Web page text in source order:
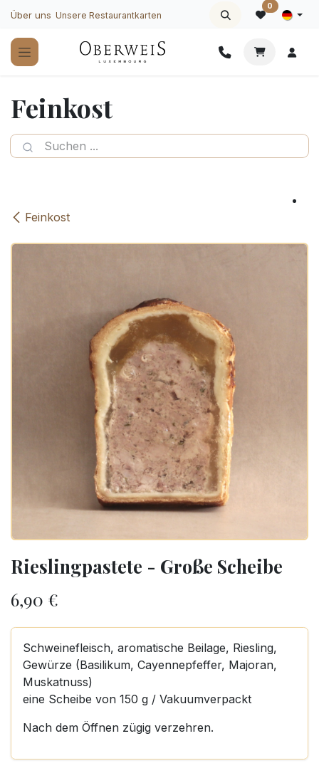
Zum Inhalt springen
Über uns Unsere Restaurantkarten
0
Feinkost
Feinkost
Rieslingpastete - Große Scheibe
6,90 €
Schweinefleisch, aromatische Beilage, Riesling,
Gewürze (Basilikum, Cayennepfeffer, Majoran,
Muskatnuss)
eine Scheibe von 150 g / Vakuumverpackt
Nach dem Öffnen zügig verzehren.